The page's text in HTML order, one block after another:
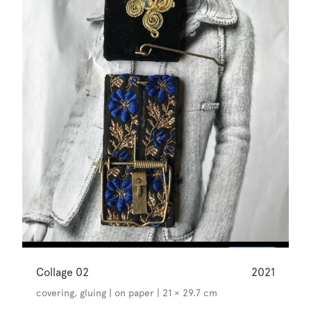
Collage 02 2021
covering, gluing | on paper | 21 × 29.7 cm